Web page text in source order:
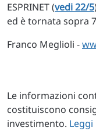
ESPRINET (vedi 22/5
ed è tornata sopra
Franco Meglioli -
Le informazioni
costituiscono
investimento. Leggi